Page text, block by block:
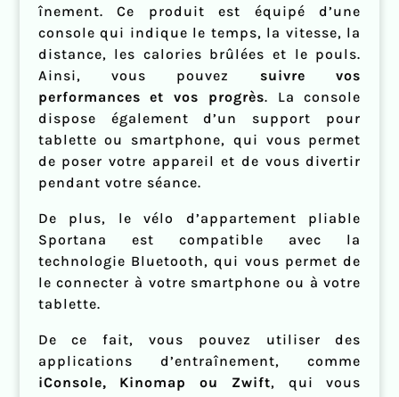
înement. Ce produit est équipé d’une
console qui indique le temps, la vitesse, la
distance, les calories brûlées et le pouls.
Ainsi, vous pouvez suivre vos
performances et vos progrès. La console
dispose également d’un support pour
tablette ou smartphone, qui vous permet
de poser votre appareil et de vous divertir
pendant votre séance.
De plus, le vélo d’appartement pliable
Sportana est compatible avec la
technologie Bluetooth, qui vous permet de
le connecter à votre smartphone ou à votre
tablette.
De ce fait, vous pouvez utiliser des
applications d’entraînement, comme
iConsole, Kinomap ou Zwift, qui vous